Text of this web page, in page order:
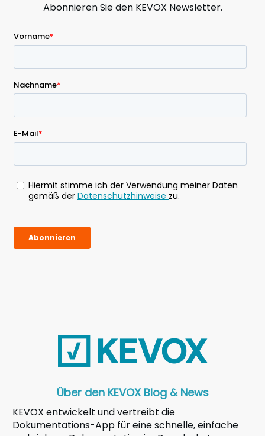
Abonnieren Sie den KEVOX Newsletter.
Über den KEVOX Blog & News
KEVOX entwickelt und vertreibt die
Dokumentations-App für eine schnelle, einfache